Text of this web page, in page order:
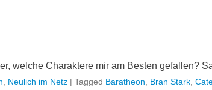
welche Charaktere mir am Besten gefallen?
Neulich im Netz | Tagged Baratheon Bran Stark